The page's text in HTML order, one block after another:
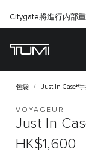
Citygate將進行内部
包袋 Just In Case®
VOYAGEUR
Just In
HK$1,600